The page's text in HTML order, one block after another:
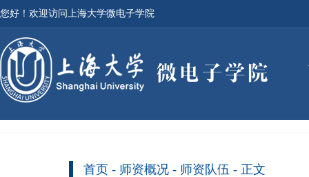
您好！欢迎访问上海大学微电子学院
首页 - 师资概况 - 师资队伍 - 正文